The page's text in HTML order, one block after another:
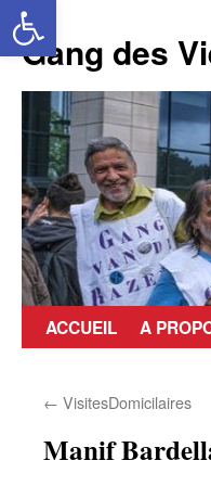
Aller
au
contenu
Gang des
ACCUEIL A
← VisitesDomicilaires
Manif